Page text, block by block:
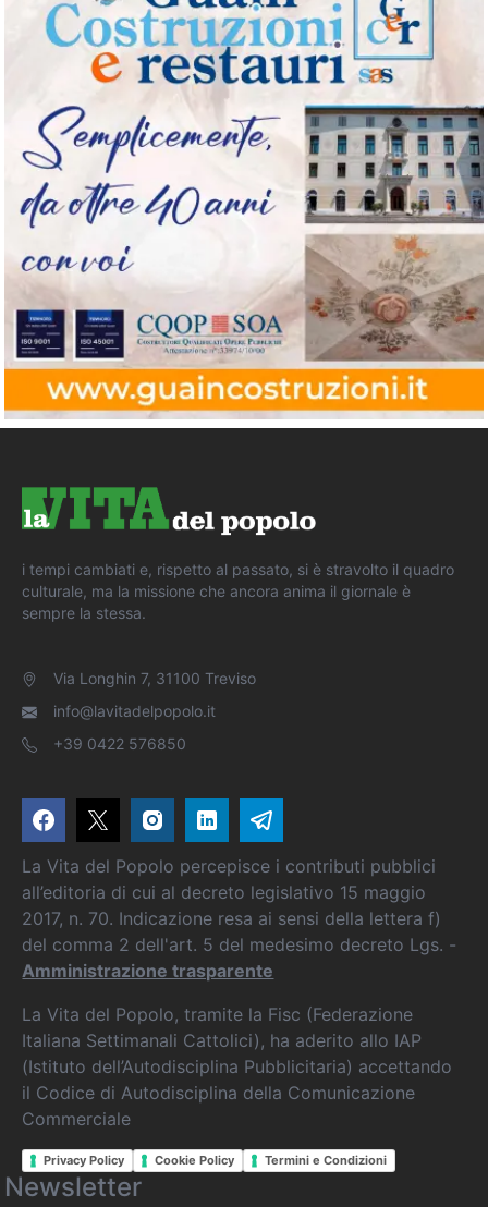
i tempi cambiati e, rispetto al passato, si è stravolto il quadro
culturale, ma la missione che ancora anima il giornale è
sempre la stessa.
Via Longhin 7, 31100 Treviso
info@lavitadelpopolo.it
+39 0422 576850
La Vita del Popolo percepisce i contributi pubblici
all’editoria di cui al decreto legislativo 15 maggio
2017, n. 70. Indicazione resa ai sensi della lettera f)
del comma 2 dell'art. 5 del medesimo decreto Lgs. -
Amministrazione trasparente
La Vita del Popolo, tramite la Fisc (Federazione
Italiana Settimanali Cattolici), ha aderito allo IAP
(Istituto dell’Autodisciplina Pubblicitaria) accettando
il Codice di Autodisciplina della Comunicazione
Commerciale
Privacy Policy Cookie Policy Termini e Condizioni
Newsletter